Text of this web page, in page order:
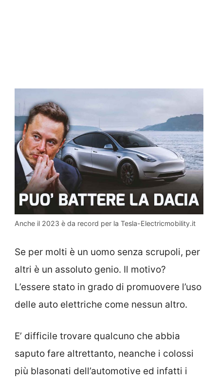
Anche il 2023 è da record per la Tesla-Electricmobility.it
Se per molti è un uomo senza scrupoli, per
altri è un assoluto genio. Il motivo?
L’essere stato in grado di promuovere l’uso
delle auto elettriche come nessun altro.
E’ difficile trovare qualcuno che abbia
saputo fare altrettanto, neanche i colossi
più blasonati dell’automotive ed infatti i